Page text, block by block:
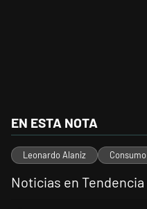
EN ESTA NOTA
Leonardo Alaniz Consumo
Noticias en Tendencia